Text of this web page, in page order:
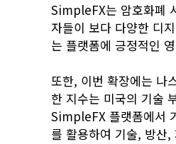
SimpleFX는 암호화폐
자들이 보다 다양한 디
는 플랫폼에 긍정적인
또한, 이번 확장에는 나
한 지수는 미국의 기술
SimpleFX 플랫폼에서
를 활용하여 기술, 방산